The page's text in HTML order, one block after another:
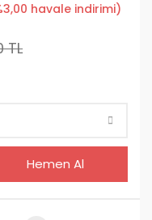
havale indirimi)
TL
Hemen Al